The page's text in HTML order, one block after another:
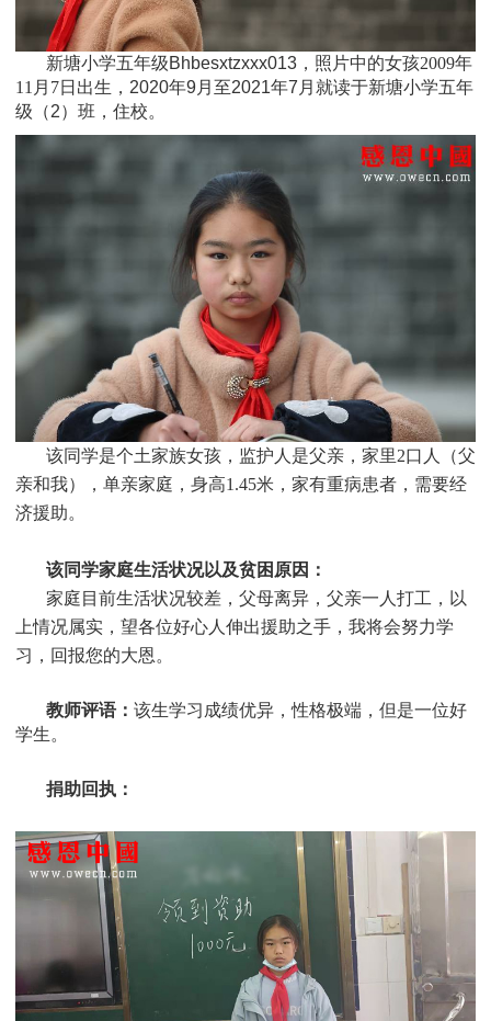
新塘小学五年级Bhbesxtzxxx013，照片中的女孩2009年
11月7日 出生， 2020年9月至2021年7月就读于新塘小学五年
级 （2）班 ，住校。
该同学是个土家族女孩，监护人是父亲，家里2口人（父
亲和我），单亲家庭，身高1.45米，家有重病患者，需要经
济援助。
该同学家庭生活状况以及贫困原因：
家庭目前生活状况较差，父母离异，父亲一人打工，以
上情况属实，望各位好心人伸出援助之手，我将会努力学
习，回报您的大恩 。
教师评语： 该生学习成绩优异，性格极端，但是一位好
学生。
捐助回执：